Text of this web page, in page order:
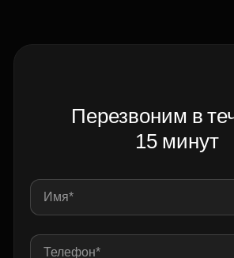
Перезвоним в
15 минут